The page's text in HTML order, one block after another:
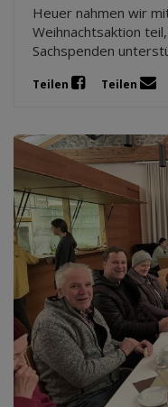
Heuer nahmen wir
Weihnachtsaktion
Sachspenden
Teilen Teilen